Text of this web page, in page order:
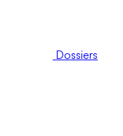
Dossiers